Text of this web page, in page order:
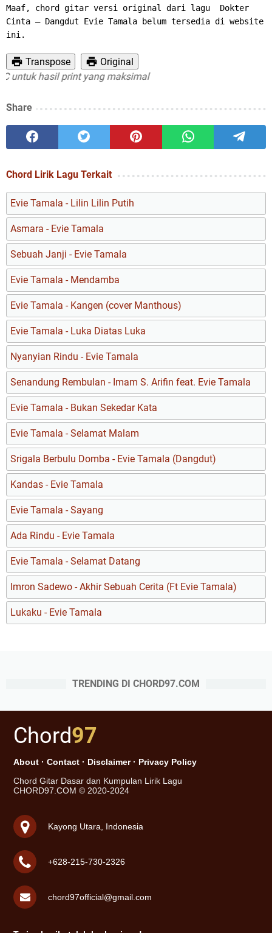
Maaf, chord gitar versi original dari lagu  Dokter
Cinta – Dangdut Evie Tamala belum tersedia di website
ini.
Transpose
Original
hasil print yang maksimal
Share
Chord Lirik Lagu Terkait
Evie Tamala - Lilin Lilin Putih
Asmara - Evie Tamala
Sebuah Janji - Evie Tamala
Evie Tamala - Mendamba
Evie Tamala - Kangen (cover Manthous)
Evie Tamala - Luka Diatas Luka
Nyanyian Rindu - Evie Tamala
Senandung Rembulan - Imam S. Arifin feat. Evie Tamala
Evie Tamala - Bukan Sekedar Kata
Evie Tamala - Selamat Malam
Srigala Berbulu Domba - Evie Tamala (Dangdut)
Kandas - Evie Tamala
Evie Tamala - Sayang
Ada Rindu - Evie Tamala
Evie Tamala - Selamat Datang
Imron Sadewo - Akhir Sebuah Cerita (Ft Evie Tamala)
Lukaku - Evie Tamala
TRENDING DI CHORD97.COM
Chord97
About · Contact · Disclaimer· Privacy Policy
Chord Gitar Dasar dan Kumpulan Lirik Lagu
CHORD97.COM © 2020-2024
Kayong Utara, Indonesia
+628-215-730-2326
chord97official@gmail.com